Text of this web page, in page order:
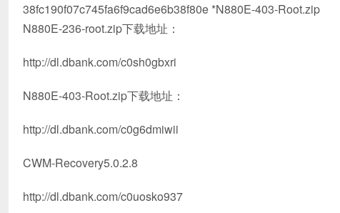
38fc190f07c745fa6f9cad6e6b38f80e *N880E-403-Root.zip
N880E-236-root.zip下载地址：
http://dl.dbank.com/c0sh0gbxri
N880E-403-Root.zip下载地址：
http://dl.dbank.com/c0g6dmiwii
CWM-Recovery5.0.2.8
http://dl.dbank.com/c0uosko937